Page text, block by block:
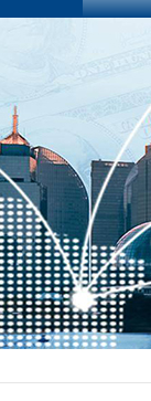
委员会
领导
机构
顾问
章程
党建
学会
会
地方